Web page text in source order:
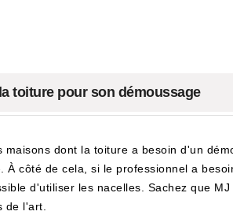
toiture pour son démoussage
dont la toiture a besoin d'un
côté de cela, si le professionnel a
d'utiliser les nacelles. Sachez que
de l'art.